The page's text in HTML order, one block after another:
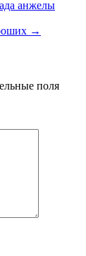
анжелы
→
поля